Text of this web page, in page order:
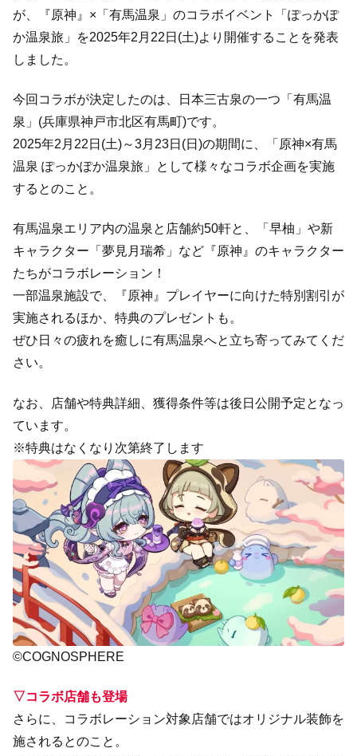
が、『原神』×「有馬温泉」のコラボイベント「ぽっかぽ
か温泉旅」を2025年2月22日(土)より開催することを発表
しました。
今回コラボが決定したのは、日本三古泉の一つ「有馬温
泉」(兵庫県神戸市北区有馬町)です。
2025年2月22日(土)～3月23日(日)の期間に、「原神×有馬
温泉 ぽっかぽか温泉旅」として様々なコラボ企画を実施
するとのこと。
有馬温泉エリア内の温泉と店舗約50軒と、「早柚」や新
キャラクター「夢見月瑞希」など『原神』のキャラクター
たちがコラボレーション！
一部温泉施設で、『原神』プレイヤーに向けた特別割引が
実施されるほか、特典のプレゼントも。
ぜひ日々の疲れを癒しに有馬温泉へと立ち寄ってみてくだ
さい。
なお、店舗や特典詳細、獲得条件等は後日公開予定となっ
ています。
※特典はなくなり次第終了します
©COGNOSPHERE
▽コラボ店舗も登場
さらに、コラボレーション対象店舗ではオリジナル装飾を
施されるとのこと。